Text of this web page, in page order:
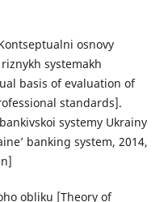
osnovy
systemakh
basis of evaluation of
standards].
systemy Ukrainy
banking system, 2014,
obliku [Theory of